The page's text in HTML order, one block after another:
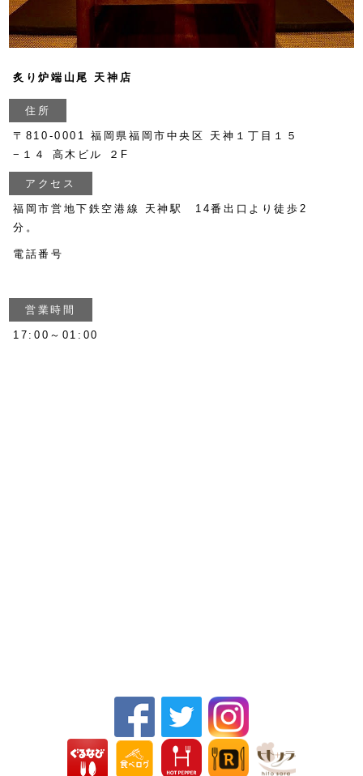
炙り炉端山尾 天神店
住所
〒810-0001 福岡県福岡市中央区 天神１丁目１５
−１４ 高木ビル ２F
アクセス
福岡市営地下鉄空港線 天神駅 14番出口より徒歩2
分。
電話番号
営業時間
17:00～01:00